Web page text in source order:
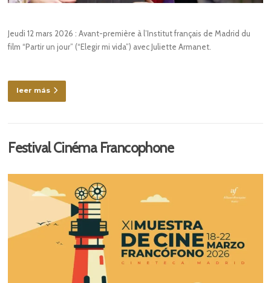
Jeudi 12 mars 2026 : Avant-première à l’Institut français de Madrid du
film “Partir un jour” (“Elegir mi vida”) avec Juliette Armanet.
leer más
Festival Cinéma Francophone